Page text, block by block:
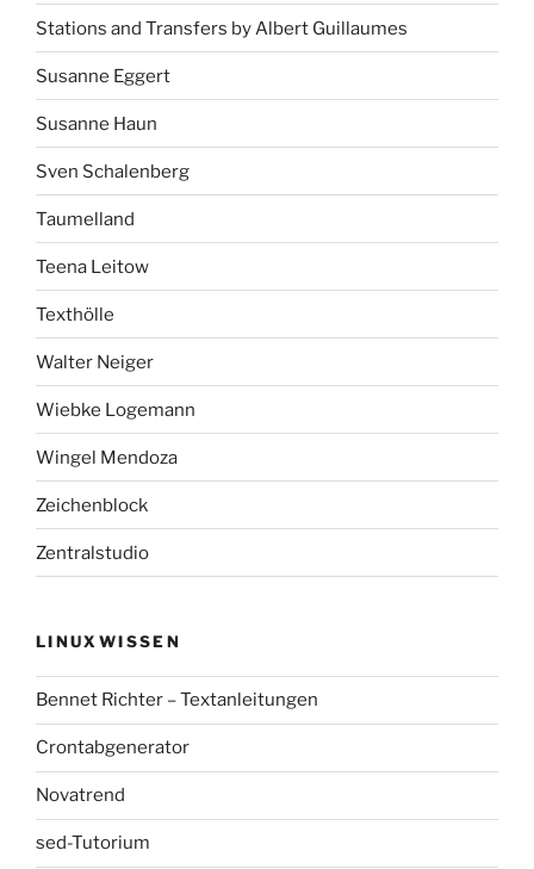
Stations and Transfers by Albert Guillaumes
Susanne Eggert
Susanne Haun
Sven Schalenberg
Taumelland
Teena Leitow
Texthölle
Walter Neiger
Wiebke Logemann
Wingel Mendoza
Zeichenblock
Zentralstudio
LINUXWISSEN
Bennet Richter – Textanleitungen
Crontabgenerator
Novatrend
sed-Tutorium